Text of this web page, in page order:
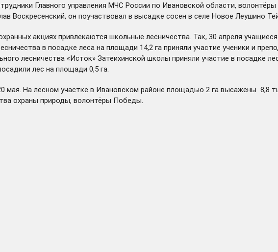
Главного управления МЧС России по Ивановской области,
Воскресенский, он поучаствовал в высадке сосен в селе Новое Леушино
акциях привлекаются школьные лесничества. Так, 30 апреля
в посадке леса на площади 14,2 га приняли участие ученики и
лесничества «Исток» Затеихинской школы приняли участие в посадке
лес на площади 0,5 га.
мая. На лесном участке в Ивановском районе площадью 2 га высажены 8,8
охраны природы, волонтёры Победы.